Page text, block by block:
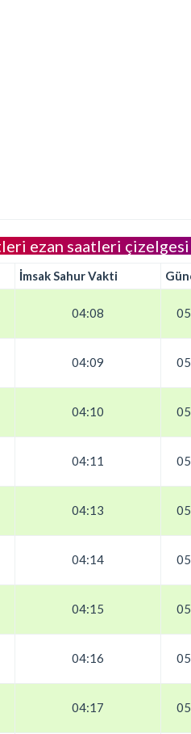
ezan saatleri çizelgesi
İmsak Sahur Vakti
04:08
04:09
04:10
04:11
04:13
04:14
04:15
04:16
04:17